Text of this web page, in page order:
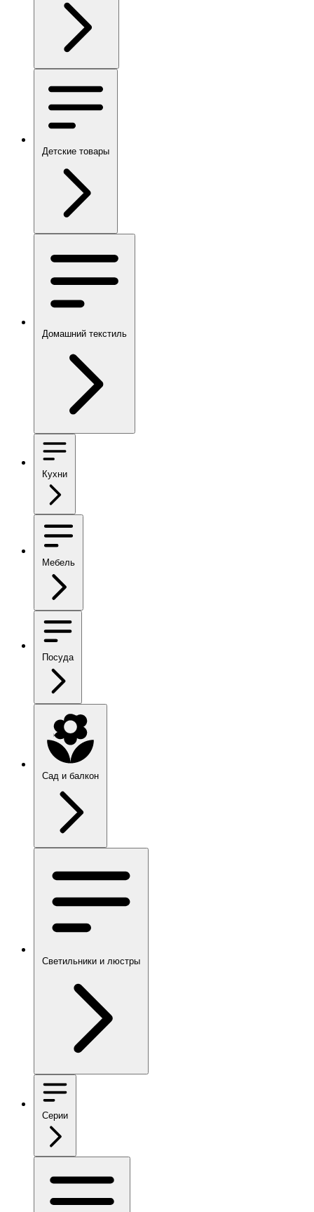
Детские товары
Домашний текстиль
Кухни
Мебель
Посуда
Сад и балкон
Светильники и люстры
Серии